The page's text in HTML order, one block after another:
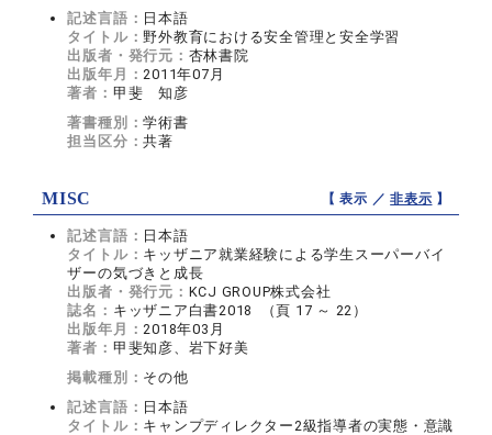
記述言語： 日本語
タイトル：野外教育における安全管理と安全学習
出版者・発行元： 杏林書院
出版年月：2011年07月
著者： 甲斐 知彦
著書種別：学術書
担当区分：共著
MISC 【 表示 ／非表示 】
記述言語： 日本語
タイトル： キッザニア就業経験による学生スーパーバイ
ザーの気づきと成長
出版者・発行元： KCJ GROUP株式会社
誌名： キッザニア白書2018 （頁 17 ～ 22）
出版年月：2018年03月
著者： 甲斐知彦、岩下好美
掲載種別： その他
記述言語： 日本語
タイトル： キャンプディレクター2級指導者の実態・意識